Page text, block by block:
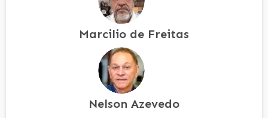
Marcilio de Freitas
Nelson Azevedo